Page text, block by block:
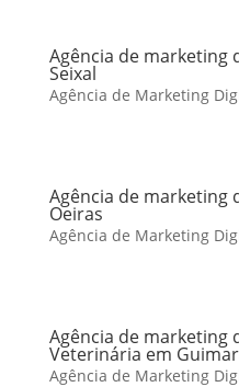
Agência de marketing
Seixal
Agência de Marketing
Agência de marketing
Oeiras
Agência de Marketing
Agência de marketing
Veterinária em
Agência de Marketing